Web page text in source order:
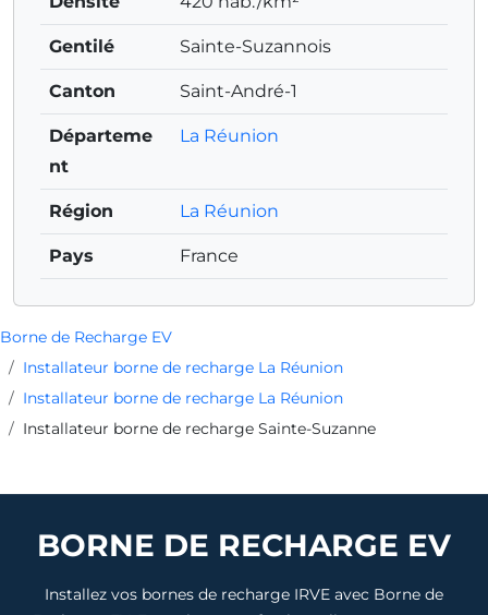
Borne de Recharge EV
Installateur borne de recharge La Réunion
Installateur borne de recharge La Réunion
Installateur borne de recharge Sainte-Suzanne
Gentilé Sainte-Suzannois
Canton Saint-André-1
Départeme
nt
La Réunion
Région La Réunion
Pays France
BORNE DE RECHARGE EV
Installez vos bornes de recharge IRVE avec Borne de